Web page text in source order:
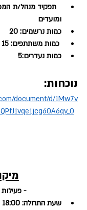
ומועדים
כמות נרשמים: 20
כמות נעדרים:5
נוכחות:
document/d/1Mw7v
-
שעת התחלה: 18:00